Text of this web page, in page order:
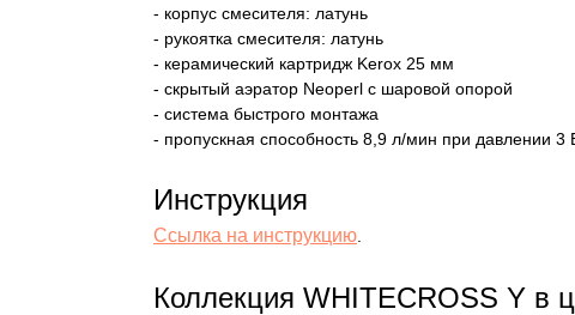
- корпус смесителя: латунь
- рукоятка смесителя: латунь
- керамический картридж Kerox 25 мм
- скрытый аэратор Neoperl с шаровой опорой
- система быстрого монтажа
- пропускная способность 8,9 л/мин при давлении 3
Инструкция
Ссылка на инструкцию.
Коллекция WHITECROSS Y в